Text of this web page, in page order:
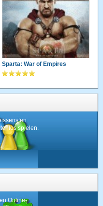
Sparta: War of Empires
spielen.
Online-